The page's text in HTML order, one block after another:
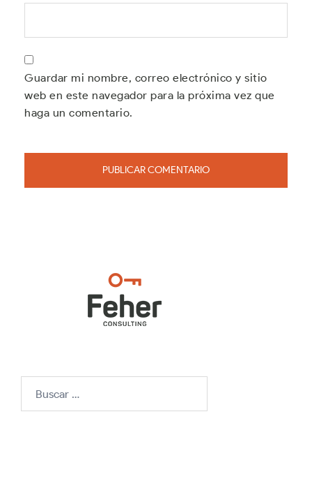
Guardar mi nombre, correo electrónico y sitio
web en este navegador para la próxima vez que
haga un comentario.